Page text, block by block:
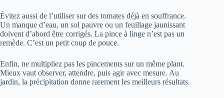
Évitez aussi de l’utiliser sur des tomates déjà en souffrance.
Un manque d’eau, un sol pauvre ou un feuillage jaunissant
doivent d’abord être corrigés. La pince à linge n’est pas un
remède. C’est un petit coup de pouce.
Enfin, ne multipliez pas les pincements sur un même plant.
Mieux vaut observer, attendre, puis agir avec mesure. Au
jardin, la précipitation donne rarement les meilleurs résultats.